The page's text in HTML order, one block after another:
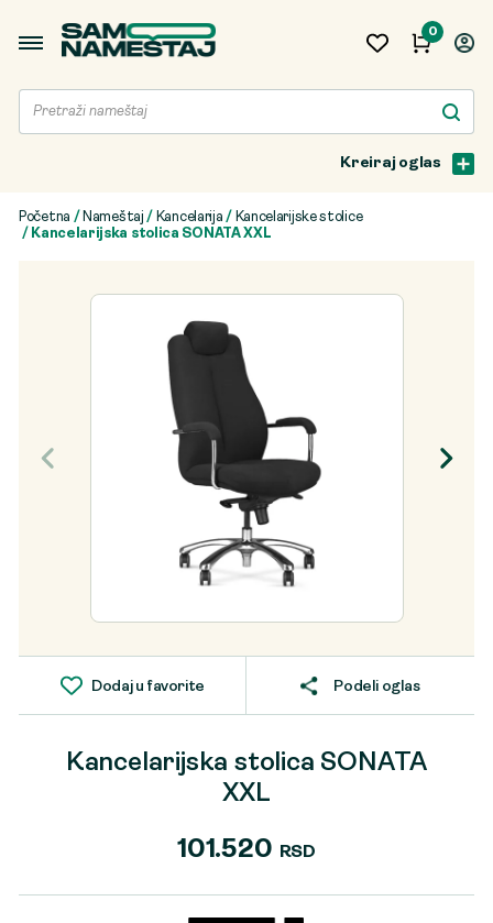
0
Kreiraj oglas
Početna / Nameštaj / Kancelarija / Kancelarijske stolice
/ Kancelarijska stolica SONATA XXL
Dodaj u favorite Podeli oglas
Kancelarijska stolica SONATA
XXL
101.520 RSD